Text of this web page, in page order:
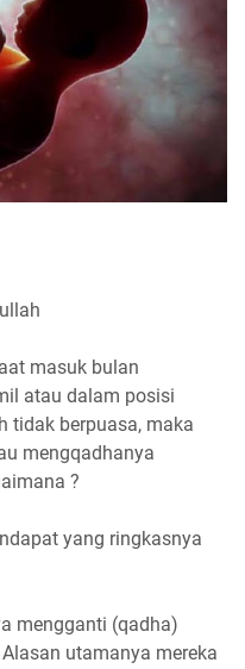
masuk bulan
atau dalam posisi
tidak berpuasa, maka
mengqadhanya
?
yang ringkasnya
mengganti (qadha)
utamanya mereka